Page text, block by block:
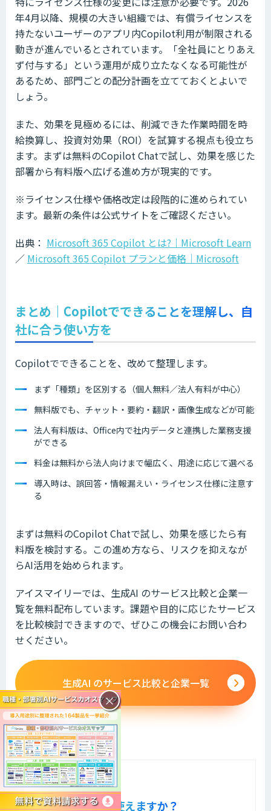
年4月以降、規模の大きい組織では、有償ライセンスを
持たないユーザーのアプリ内Copilot利用が制限される
動きが進んでいるとされています。「全社員にとりあえ
ず付与する」という運用が成り立たなくなる可能性が
あるため、部門ごとの配分計画を立てておくとよいで
しょう。
また、効果を見極めるには、削減できた作業時間を時
給換算し、投資対効果（ROI）を試算する視点も役立ち
ます。まずは無料のCopilot Chatで試し、効果を感じた
部署から有料版へ広げる進め方が現実的です。
※ライセンス仕様や価格改定は段階的に進められてい
ます。最新の条件は公式サイトをご確認ください。
出典： Microsoft 365 Copilot とは?｜Microsoft Learn
／ Microsoft 365 Copilot プランと価格｜Microsoft
まとめ｜Copilotでできることを理解し、自
社に合う使い方を
Copilotでできることを、改めて整理します。
まず「種類」を区別する（個人無料／法人有料が中心）
無料版でも、チャット・要約・翻訳・画像生成などが可能
法人有料版は、Office内で社内データと連携した業務支援
ができる
料金は無料から法人向けまで幅広く、用途に応じて選べる
導入時は、誤回答・情報漏えい・ライセンス仕様に注意す
る
まずは無料のCopilot Chatで試し、効果を感じたら有
料版を検討する。この進め方なら、リスクを抑えなが
らAI活用を始められます。
アイスマイリーでは、生成AI のサービス比較と企業一
覧を無料配布しています。課題や目的に応じたサービス
を比較検討できますので、ぜひこの機会にお問い合わ
せください。
生成AI のサービス比較と企業一覧
よくある質問
Copilotは無料で使えますか？
×